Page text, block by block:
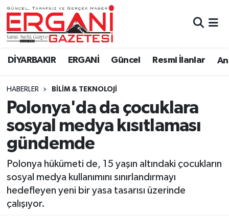
DİYARBAKIR ERGANİ Güncel Resmi İlanlar
HABERLER BİLİM & TEKNOLOJİ
Polonya'da da çocuklara
sosyal medya kısıtlaması
gündemde
Polonya hükümeti de, 15 yaşın altındaki çocukların
sosyal medya kullanımını sınırlandırmayı
hedefleyen yeni bir yasa tasarısı üzerinde
çalışıyor.
DİYARBAKIR
BİSMİL
BAĞLAR
ERGANİ
Güncel
Eği̇ti̇m
Resmi İlanlar
Sağlık
Si̇yaset
Ergani Nöbetçi Eczaneler
Ergani Hava Durumu
Ergani Trafik Yoğunluk Haritası
Süper Lig Puan Durumu ve Fikstür
Tüm Manşetler
Son Dakika Haberleri
Haber Arşivi